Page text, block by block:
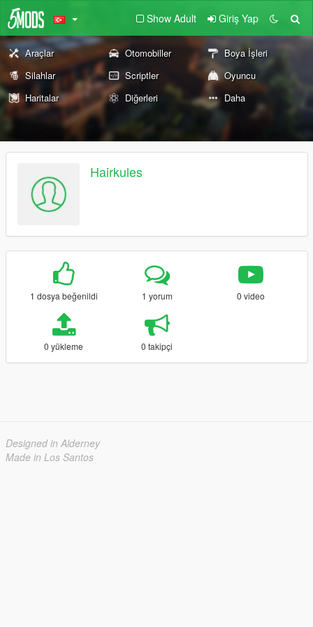
Show Adult Giriş Yap
Araçlar Otomobiller
Boya İşleri
Silahlar
Scriptler
Oyuncu
Haritalar
Diğerleri Daha
Hairkules
1 dosya beğenildi 1 yorum 0 video
0 yükleme 0 takipçi
Designed in Alderney
Made in Los Santos